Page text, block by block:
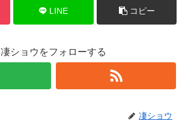
LINE コピー
凄ショウをフォローする
凄ショウ